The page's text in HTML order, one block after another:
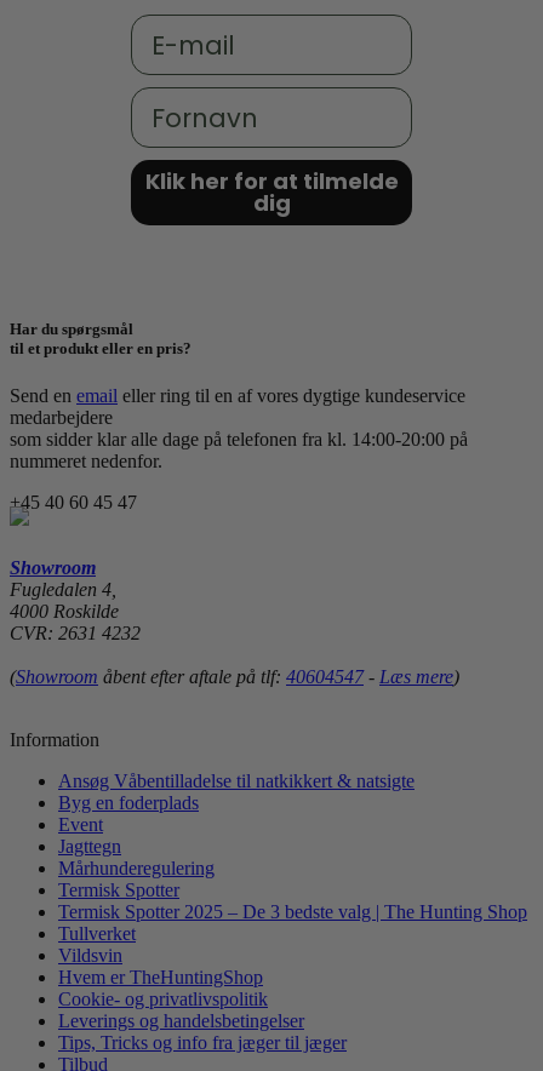
Email
Fornavn
Klik her for at tilmelde
dig
Har du spørgsmål
til et produkt eller en pris?
Send en email eller ring til en af vores dygtige kundeservice
medarbejdere
som sidder klar alle dage på telefonen fra kl. 14:00-20:00 på
nummeret nedenfor.
+45 40 60 45 47
Showroom
Fugledalen 4,
4000 Roskilde
CVR: 2631 4232
(Showroom åbent efter aftale på tlf: 40604547- Læs mere)
Information
Ansøg Våbentilladelse til natkikkert & natsigte
Byg en foderplads
Event
Jagttegn
Mårhunderegulering
Termisk Spotter
Termisk Spotter 2025 – De 3 bedste valg | The Hunting Shop
Tullverket
Vildsvin
Hvem er TheHuntingShop
Cookie- og privatlivspolitik
Leverings og handelsbetingelser
Tips, Tricks og info fra jæger til jæger
Tilbud